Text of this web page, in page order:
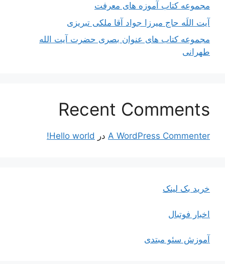
مجموعه کتاب آموزه های معرفت
آیت اللَه حاج میرزا جواد آقا ملکی تبریزی
مجموعه کتاب های عنوان بصری حضرت آیت الله
طهرانی
Recent Comments
A WordPress Commenter در Hello world!
خرید بک لینک
اخبار فوتبال
آموزش سئو مبتدی